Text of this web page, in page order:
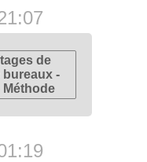
de
bureaux -
Méthode